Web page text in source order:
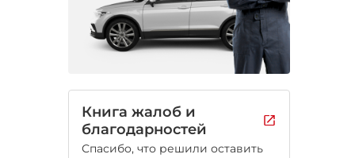
Книга жалоб и
благодарностей
Спасибо, что решили оставить